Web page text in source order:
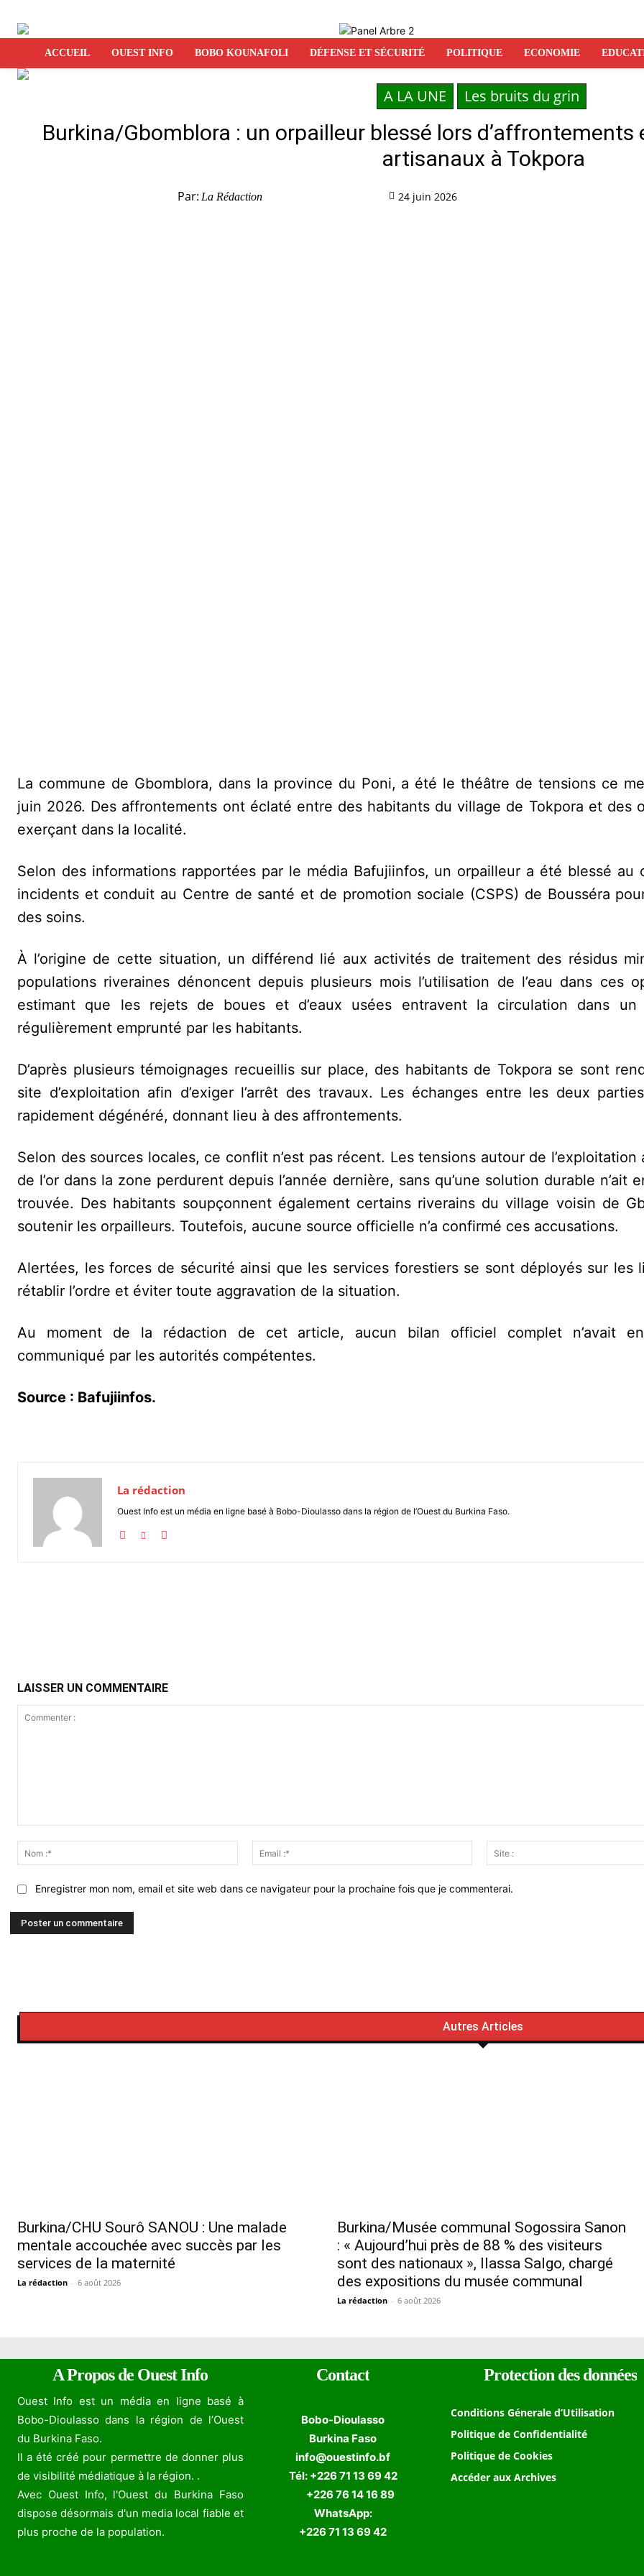
ACCUEIL OUEST INFO BOBO KOUNAFOLI DÉFENSE ET SÉCURITÉ POLITIQUE ECONOMIE
A LA UNE Les bruits du grin
Burkina/Gbomblora : un orpailleur blessé lors
artisanaux à Tokpora
Par: La Rédaction 24 juin 2026
La commune de Gbomblora, dans la province du Poni, a été le théâtre de tensions ce
juin 2026. Des affrontements ont éclaté entre des habitants du village de Tokpora et des
exerçant dans la localité.
Selon des informations rapportées par le média Bafujiinfos, un orpailleur a été blessé au
incidents et conduit au Centre de santé et de promotion sociale (CSPS) de Bousséra
des soins.
À l’origine de cette situation, un différend lié aux activités de traitement des résidus
populations riveraines dénoncent depuis plusieurs mois l’utilisation de l’eau dans ces
estimant que les rejets de boues et d’eaux usées entravent la circulation dans un
régulièrement emprunté par les habitants.
D’après plusieurs témoignages recueillis sur place, des habitants de Tokpora se sont
site d’exploitation afin d’exiger l’arrêt des travaux. Les échanges entre les deux
rapidement dégénéré, donnant lieu à des affrontements.
Selon des sources locales, ce conflit n’est pas récent. Les tensions autour de l’exploitation
de l’or dans la zone perdurent depuis l’année dernière, sans qu’une solution durable n’ait
trouvée. Des habitants soupçonnent également certains riverains du village voisin de
soutenir les orpailleurs. Toutefois, aucune source officielle n’a confirmé ces accusations.
Alertées, les forces de sécurité ainsi que les services forestiers se sont déployés sur les
rétablir l’ordre et éviter toute aggravation de la situation.
Au moment de la rédaction de cet article, aucun bilan officiel complet n’avait
communiqué par les autorités compétentes.
Source : Bafujiinfos.
La rédaction
Ouest Info est un média en ligne basé à Bobo-Dioulasso dans la région de l’Ouest du Burkina Faso.
LAISSER UN COMMENTAIRE
:*
Email
:*
Enregistrer mon nom, email et site web dans ce navigateur pour la prochaine fois que je commenterai.
Autres Articles
Burkina/CHU Sourô SANOU : Une malade
mentale accouchée avec succès par les
services de la maternité
La rédaction - 6 août 2026
Burkina/Musée communal Sogossira Sanon
: « Aujourd’hui près de 88 % des visiteurs
sont des nationaux », Ilassa Salgo, chargé
des expositions du musée communal
La rédaction - 6 août 2026
A Propos de Ouest Info
Ouest Info est un média en ligne basé à
Bobo-Dioulasso dans la région de l’Ouest
du Burkina Faso.
Il a été créé pour permettre de donner plus
de visibilité médiatique à la région. .
Avec Ouest Info, l'Ouest du Burkina Faso
dispose désormais d'un media local fiable et
plus proche de la population.
Contact
Bobo-Dioulasso
Burkina Faso
info@ouestinfo.bf
Tél: +226 71 13 69 42
+226 76 14 16 89
WhatsApp:
+226 71 13 69 42
Protection des données
Conditions Génerale d’Utilisation
Politique de Confidentialité
Politique de Cookies
Accéder aux Archives